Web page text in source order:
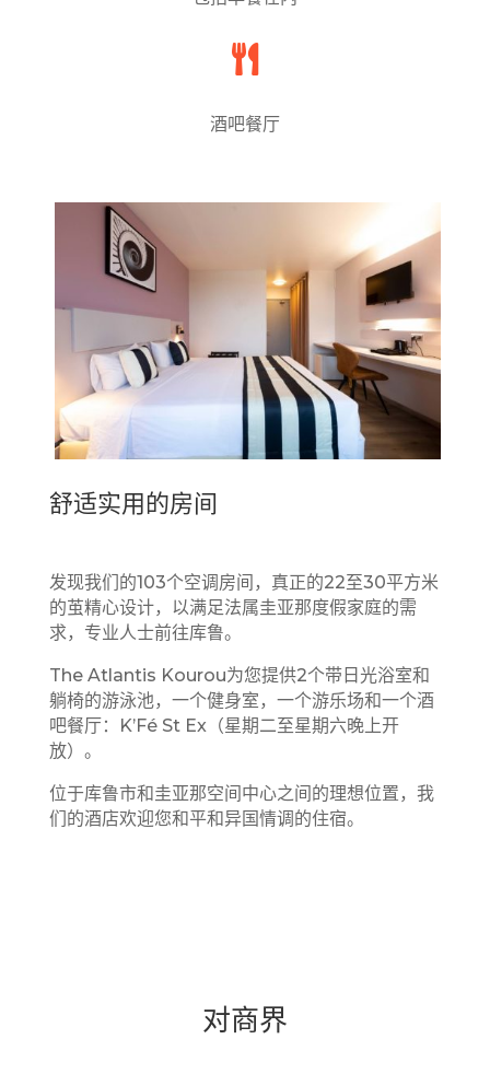

酒吧餐厅
舒适实用的房间
发现我们的103个空调房间，真正的22至30平方米
的茧精心设计，以满足法属圭亚那度假家庭的需
求，专业人士前往库鲁。
The Atlantis Kourou为您提供2个带日光浴室和
躺椅的游泳池，一个健身室，一个游乐场和一个酒
吧餐厅：K’Fé St Ex（星期二至星期六晚上开
放）。
位于库鲁市和圭亚那空间中心之间的理想位置，我
们的酒店欢迎您和平和异国情调的住宿。
对商界